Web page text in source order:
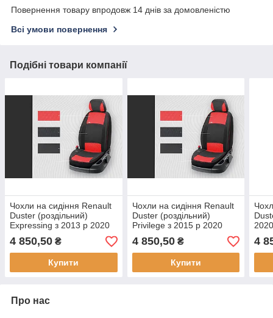
Повернення товару впродовж 14 днів за домовленістю
Всі умови повернення
Подібні товари компанії
Чохли на сидіння Renault
Duster (роздільний)
Expressing з 2013 р 2020
4 850,50 ₴
Купити
Чохли на сидіння Renault
Duster (роздільний)
Privilege з 2015 р 2020
4 850,50₴
Купити
4
Про нас